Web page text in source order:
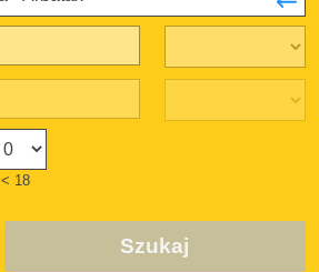
< 18
Szukaj